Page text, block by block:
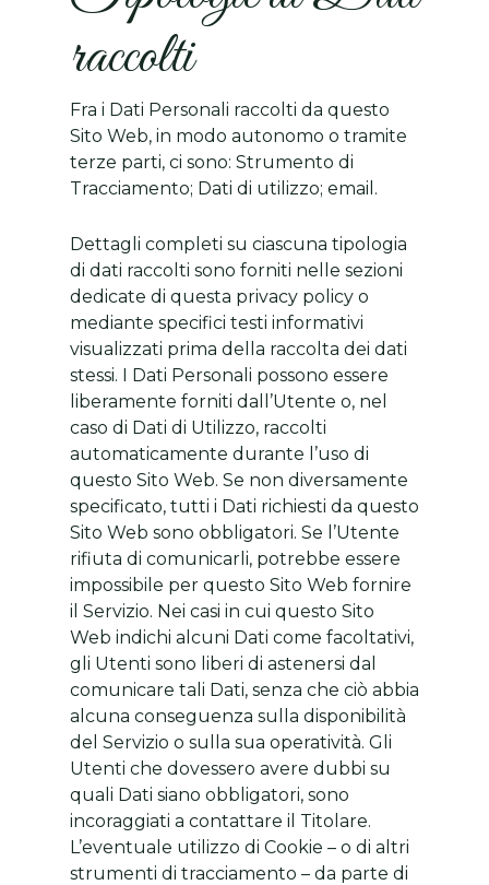
raccolti
Fra i Dati Personali raccolti da questo
Sito Web, in modo autonomo o tramite
terze parti, ci sono: Strumento di
Tracciamento; Dati di utilizzo; email.
Dettagli completi su ciascuna tipologia
di dati raccolti sono forniti nelle sezioni
dedicate di questa privacy policy o
mediante specifici testi informativi
visualizzati prima della raccolta dei dati
stessi. I Dati Personali possono essere
liberamente forniti dall’Utente o, nel
caso di Dati di Utilizzo, raccolti
automaticamente durante l’uso di
questo Sito Web. Se non diversamente
specificato, tutti i Dati richiesti da questo
Sito Web sono obbligatori. Se l’Utente
rifiuta di comunicarli, potrebbe essere
impossibile per questo Sito Web fornire
il Servizio. Nei casi in cui questo Sito
Web indichi alcuni Dati come facoltativi,
gli Utenti sono liberi di astenersi dal
comunicare tali Dati, senza che ciò abbia
alcuna conseguenza sulla disponibilità
del Servizio o sulla sua operatività. Gli
Utenti che dovessero avere dubbi su
quali Dati siano obbligatori, sono
incoraggiati a contattare il Titolare.
L’eventuale utilizzo di Cookie – o di altri
strumenti di tracciamento – da parte di